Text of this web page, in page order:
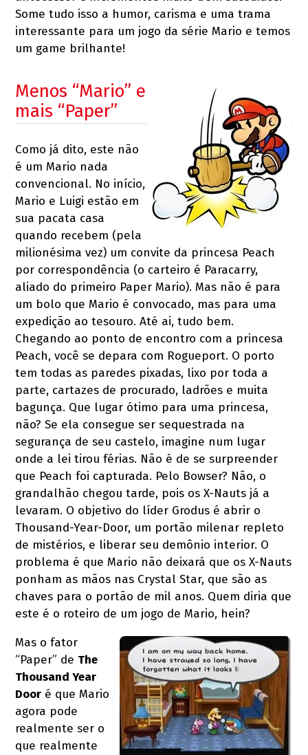
Some tudo isso a humor, carisma e uma trama
interessante para um jogo da série Mario e temos
um game brilhante!
Menos “Mario” e
mais “Paper”
Como já dito, este não
é um Mario nada
convencional. No início,
Mario e Luigi estão em
sua pacata casa
quando recebem (pela
milionésima vez) um convite da princesa Peach
por correspondência (o carteiro é Paracarry,
aliado do primeiro Paper Mario). Mas não é para
um bolo que Mario é convocado, mas para uma
expedição ao tesouro. Até ai, tudo bem.
Chegando ao ponto de encontro com a princesa
Peach, você se depara com Rogueport. O porto
tem todas as paredes pixadas, lixo por toda a
parte, cartazes de procurado, ladrões e muita
bagunça. Que lugar ótimo para uma princesa,
não? Se ela consegue ser sequestrada na
segurança de seu castelo, imagine num lugar
onde a lei tirou férias. Não é de se surpreender
que Peach foi capturada. Pelo Bowser? Não, o
grandalhão chegou tarde, pois os X-Nauts já a
levaram. O objetivo do líder Grodus é abrir o
Thousand-Year-Door, um portão milenar repleto
de mistérios, e liberar seu demônio interior. O
problema é que Mario não deixará que os X-Nauts
ponham as mãos nas Crystal Star, que são as
chaves para o portão de mil anos. Quem diria que
este é o roteiro de um jogo de Mario, hein?
Mas o fator
“Paper” de The
Thousand Year
Door é que Mario
agora pode
realmente ser o
que realmente